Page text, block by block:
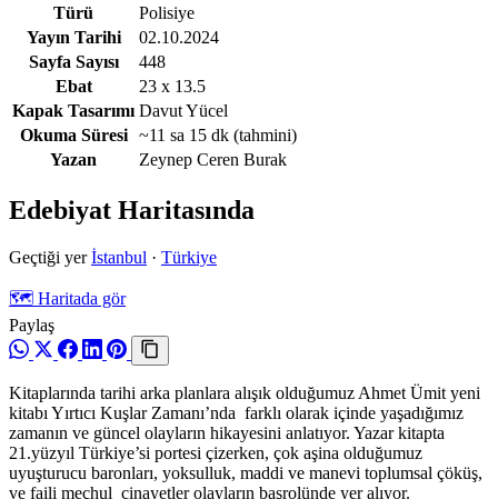
Türü
Polisiye
Yayın Tarihi
02.10.2024
Sayfa Sayısı
448
Ebat
23 x 13.5
Kapak Tasarımı Davut Yücel
Okuma Süresi
~11 sa 15 dk (tahmini)
Yazan
Zeynep Ceren Burak
Edebiyat Haritasında
Geçtiği yer İstanbul · Türkiye
🗺️ Haritada gör
Paylaş
Kitaplarında tarihi arka planlara alışık olduğumuz Ahmet Ümit yeni
kitabı Yırtıcı Kuşlar Zamanı’nda farklı olarak içinde yaşadığımız
zamanın ve güncel olayların hikayesini anlatıyor. Yazar kitapta
21.yüzyıl Türkiye’si portesi çizerken, çok aşina olduğumuz
uyuşturucu baronları, yoksulluk, maddi ve manevi toplumsal çöküş,
ve faili meçhul cinayetler olayların başrolünde yer alıyor.